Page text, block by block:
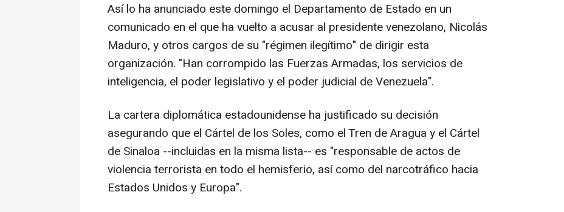
Así lo ha anunciado este domingo el Departamento de Estado en un
comunicado en el que ha vuelto a acusar al presidente venezolano, Nicolás
Maduro, y otros cargos de su "régimen ilegítimo" de dirigir esta
organización. "Han corrompido las Fuerzas Armadas, los servicios de
inteligencia, el poder legislativo y el poder judicial de Venezuela".
La cartera diplomática estadounidense ha justificado su decisión
asegurando que el Cártel de los Soles, como el Tren de Aragua y el Cártel
de Sinaloa --incluidas en la misma lista-- es "responsable de actos de
violencia terrorista en todo el hemisferio, así como del narcotráfico hacia
Estados Unidos y Europa".